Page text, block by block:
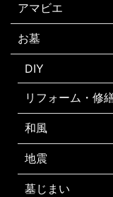
アマビエ
お墓
DIY
リフォーム・修
和風
地震
墓じまい